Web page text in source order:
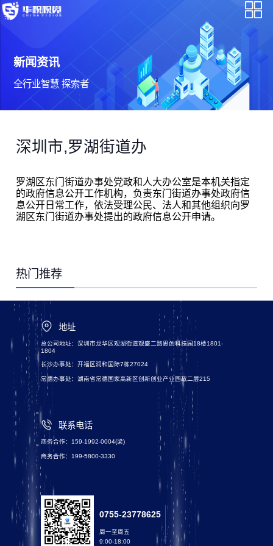
新闻资讯
全行业智慧 探索者
深圳市,罗湖街道办
罗湖区东门街道办事处党政和人大办公室是本机关指定
的政府信息公开工作机构，负责东门街道办事处政府信
息公开日常工作，依法受理公民、法人和其他组织向罗
湖区东门街道办事处提出的政府信息公开申请。
热门推荐
地址
总公司地址：深圳市龙华区观湖街道观盛二路思创科技园18楼1801-
1804
长沙办事处：开福区润和国际7栋27024
常德办事处：湖南省常德国家高新区创新创业产业园敌二层215
联系电话
商务合作：159-1992-0004(梁)
商务合作：199-5800-3330
0755-23778625
周一至周五
9:00-18:00